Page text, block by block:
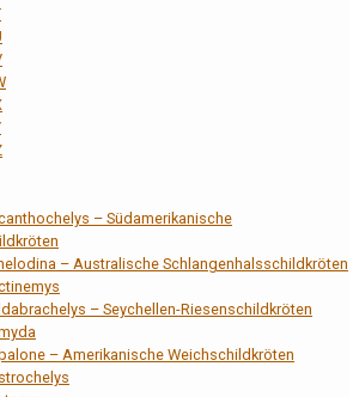
– Südamerikanische
– Australische Schlangenhalsschildkröten
– Seychellen-Riesenschildkröten
– Amerikanische Weichschildkröten